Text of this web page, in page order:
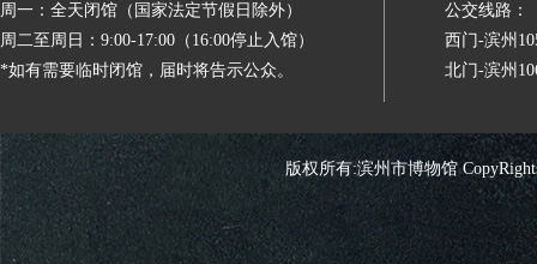
周一：全天闭馆（国家法定节假日除外）
周二至周日：9:00-17:00（16:00停止入馆）
*如有需要临时闭馆，届时将告示公众。
公交线路：
西门-滨州
北门-滨州
版权所有:滨州市博物馆